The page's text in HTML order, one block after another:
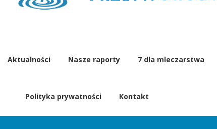
Aktualności Nasze raporty 7 dla mleczarstwa
Polityka prywatności Kontakt